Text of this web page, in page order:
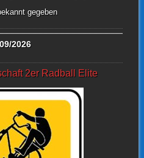
gegeben
2026
2er Radball Elite